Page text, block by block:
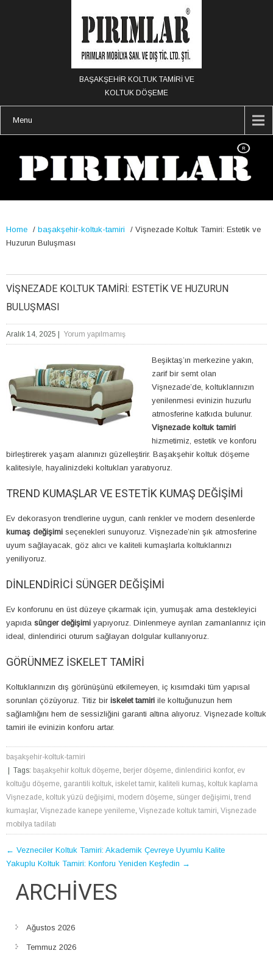
BAŞAKŞEHİR KOLTUK TAMİRİ VE
KOLTUK DÖŞEME
Menu
Home / başakşehir-koltuk-tamiri / Vişnezade Koltuk Tamiri: Estetik ve
Huzurun Buluşması
VIŞNEZADE KOLTUK TAMIRI: ESTETIK VE HUZURUN
BULUŞMASI
Aralık 14, 2025 | Yorum yapılmamış
Beşiktaş’ın merkezine yakın,
zarif bir semt olan
Vişnezade’de, koltuklarınızın
yenilenmesi evinizin huzurlu
atmosferine katkıda bulunur.
Vişnezade koltuk tamiri
hizmetimiz, estetik ve konforu
birleştirerek yaşam alanınızı güzelleştirir. Başakşehir koltuk döşeme
kalitesiyle, hayalinizdeki koltukları yaratıyoruz.
TREND KUMAŞLAR VE ESTETIK KUMAŞ DEĞIŞIMI
Ev dekorasyon trendlerine uygun, canlı renkler ve modern desenlerde
kumaş değişimi seçenekleri sunuyoruz. Vişnezade’nin şık atmosferine
uyum sağlayacak, göz alıcı ve kaliteli kumaşlarla koltuklarınızı
yeniliyoruz.
DINLENDIRICI SÜNGER DEĞIŞIMI
Ev konforunu en üst düzeye çıkarmak için, yumuşak ama destekleyici
yapıda sünger değişimi yapıyoruz. Dinlenmeye ayrılan zamanlarınız için
ideal, dinlendirici oturum sağlayan dolgular kullanıyoruz.
GÖRÜNMEZ İSKELET TAMIRI
Koltuklarınızın dış görünüşünü etkilemeyen, iç kısımdaki tüm yapısal
sorunları çözüyoruz. Titiz bir iskelet tamiri ile koltuğunuzun hem
sağlamlığını hem de sessizliğini garanti altına alıyoruz. Vişnezade koltuk
tamiri ile evinizin konforu artar.
başakşehir-koltuk-tamiri
| Tags: başakşehir koltuk döşeme, berjer döşeme, dinlendirici konfor, ev
koltuğu döşeme, garantili koltuk, iskelet tamir, kaliteli kumaş, koltuk kaplama
Vişnezade, koltuk yüzü değişimi, modern döşeme, sünger değişimi, trend
kumaşlar, Vişnezade kanepe yenileme, Vişnezade koltuk tamiri, Vişnezade
mobilya tadilatı
POST
NAVIGATION
← Vezneciler Koltuk Tamiri: Akademik Çevreye Uyumlu Kalite
Yakuplu Koltuk Tamiri: Konforu Yeniden Keşfedin →
ARCHIVES
Ağustos 2026
Temmuz 2026